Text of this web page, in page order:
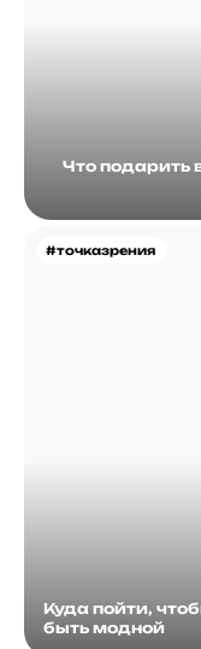
Что подарить
#точказрения
Куда пойти,
быть модной